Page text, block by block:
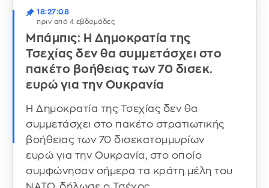
18:27:08
πριν από 4 εβδομάδες
Μπάμπις: H Δημοκρατία της
Τσεχίας δεν θα συμμετάσχει στο
πακέτο βοήθειας των 70 δισεκ.
ευρώ για την Ουκρανία
H Δημοκρατία της Τσεχίας δεν θα
συμμετάσχει στο πακέτο στρατιωτικής
βοήθειας των 70 δισεκατομμυρίων
ευρώ για την Ουκρανία, στο οποίο
συμφώνησαν σήμερα τα κράτη μέλη του